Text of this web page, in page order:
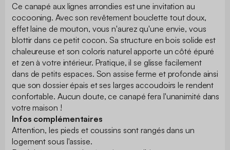
Ce canapé aux lignes arrondies est une invitation au
cocooning. Avec son revêtement bouclette tout doux,
effet laine de mouton, vous n'aurez qu'une envie, vous
blottir dans ce petit cocon. Sa structure en bois solide est
chaleureuse et son coloris naturel apporte un côté épuré
et zen à votre intérieur. Pratique, il se glisse facilement
dans de petits espaces. Son assise ferme et profonde ainsi
que son dossier épais et ses larges accoudoirs le rendent
confortable. Aucun doute, ce canapé fera l'unanimité dans
votre maison !
Infos complémentaires
Attention, les pieds et coussins sont rangés dans un
logement sous l'assise.